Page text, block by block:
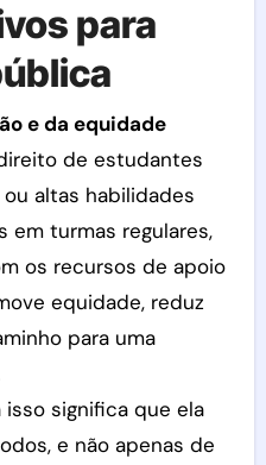
para
e da equidade
de estudantes
altas habilidades
em turmas regulares,
os recursos de apoio
equidade, reduz
para uma
isso significa que ela
e não apenas de